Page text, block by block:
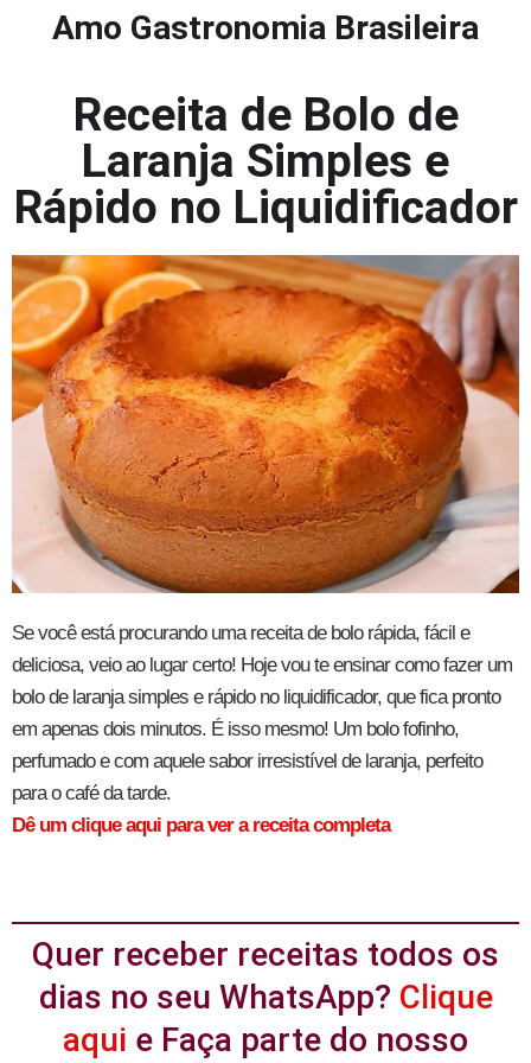
Amo Gastronomia Brasileira
Receita de Bolo de
Laranja Simples e
Rápido no Liquidificador
Se você está procurando uma receita de bolo rápida, fácil e
deliciosa, veio ao lugar certo! Hoje vou te ensinar como fazer um
bolo de laranja simples e rápido no liquidificador, que fica pronto
em apenas dois minutos. É isso mesmo! Um bolo fofinho,
perfumado e com aquele sabor irresistível de laranja, perfeito
para o café da tarde.
Dê um clique aqui para ver a receita completa
Quer receber receitas todos os
dias no seu WhatsApp? Clique
aqui e Faça parte do nosso